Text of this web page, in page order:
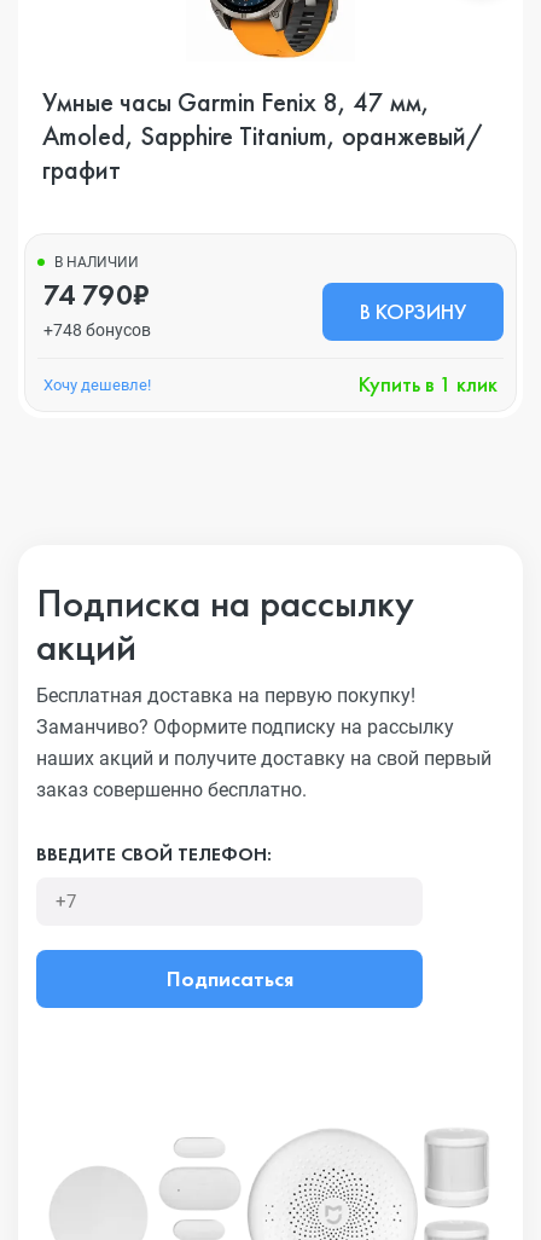
Умные часы Garmin Fenix 8, 47 мм,
Amoled, Sapphire Titanium, оранжевый/
графит
В НАЛИЧИИ
74 790₽
+748 бонусов
В КОРЗИНУ
Хочу дешевле! Купить в 1 клик
Подписка на рассылку
акций
Бесплатная доставка на первую покупку!
Заманчиво? Оформите подписку на рассылку
наших акций и получите доставку на свой первый
заказ совершенно бесплатно.
ВВЕДИТЕ СВОЙ ТЕЛЕФОН:
Подписаться